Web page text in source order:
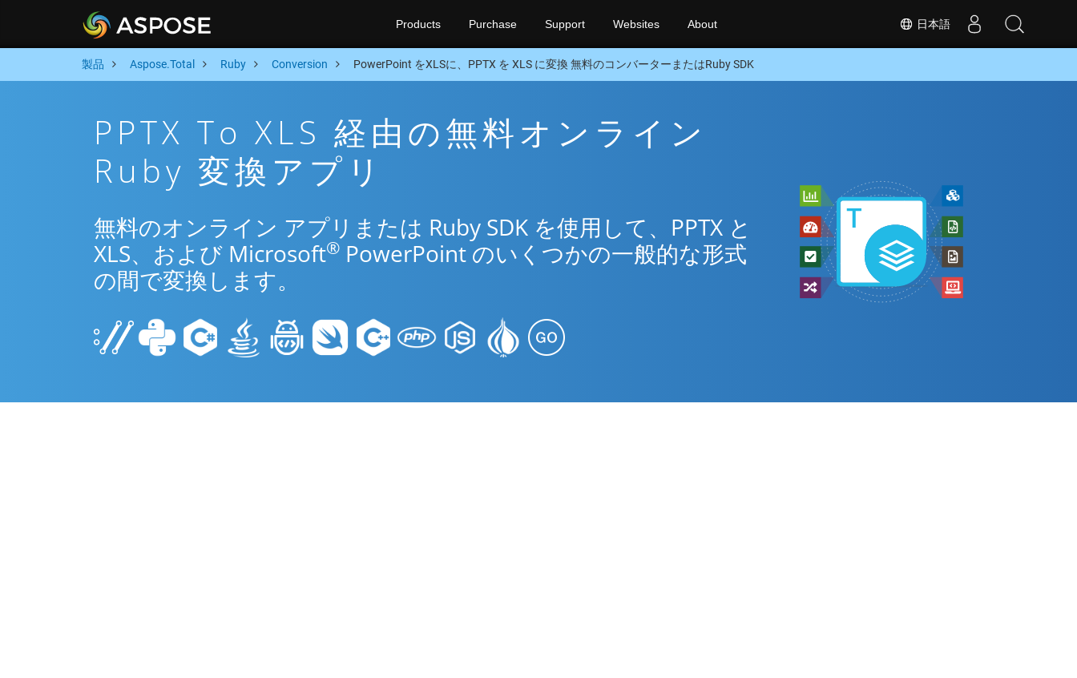
日本語
Products Purchase Support Websites About
製品 Aspose.Total Ruby Conversion PowerPoint をXLSに、PPTX を XLS に変換 無料のコンバーターまたはRuby SDK
PPTX To XLS 経由の無料オンライン
Ruby 変換アプリ
無料のオンライン アプリまたは Ruby SDK を使用して、PPTX と
XLS、および Microsoft® PowerPoint のいくつかの一般的な形式
の間で変換します。